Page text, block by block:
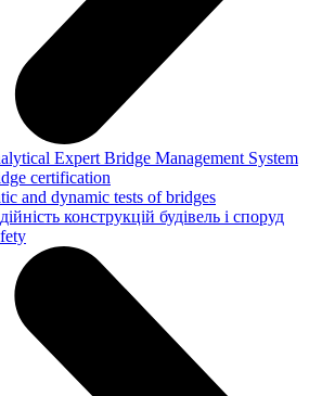
Expert Bridge Management System
certification
and dynamic tests of bridges
конструкцій будівель і споруд